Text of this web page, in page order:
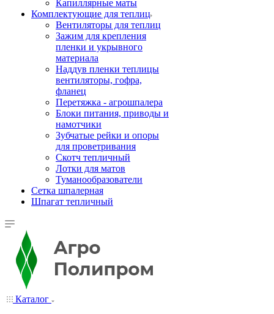
Капиллярные маты
Комплектующие для теплиц
Вентиляторы для теплиц
Зажим для крепления
пленки и укрывного
материала
Наддув пленки теплицы
вентиляторы, гофра,
фланец
Перетяжка - агрошпалера
Блоки питания, приводы и
намотчики
Зубчатые рейки и опоры
для проветривания
Скотч тепличный
Лотки для матов
Туманообразователи
Сетка шпалерная
Шпагат тепличный
Каталог